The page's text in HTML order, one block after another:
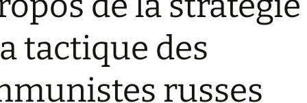
tactique des
russes